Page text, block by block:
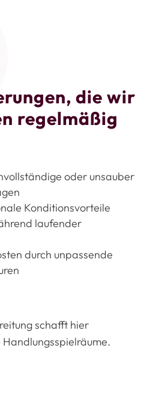
die wir
regelmäßig
oder unsauber
Konditionsvorteile
laufender
durch unpassende
schafft hier